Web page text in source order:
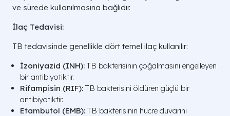
ve sürede kullanılmasına bağlıdır.
İlaç Tedavisi:
TB tedavisinde genellikle dört temel ilaç kullanılır:
İzoniyazid (INH): TB bakterisinin çoğalmasını engelleyen
bir antibiyotiktir.
Rifampisin (RIF): TB bakterisini öldüren güçlü bir
antibiyotiktir.
Etambutol (EMB): TB bakterisinin hücre duvarını